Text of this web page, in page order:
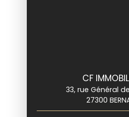
CF
33, rue Général
27300